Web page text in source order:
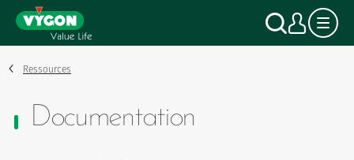
Panneau de gestion des cookies
principal
Ressources
Documentation